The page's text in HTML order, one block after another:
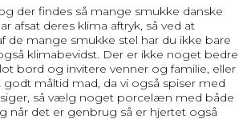
der findes så mange smukke danske
afsat deres klima aftryk, så ved at
de mange smukke stel har du ikke bare
klimabevidst. Der er ikke noget bedre
bord og invitere venner og familie, eller
måltid mad, da vi også spiser med
så vælg noget porcelæn med både
når det er genbrug så er hjertet også